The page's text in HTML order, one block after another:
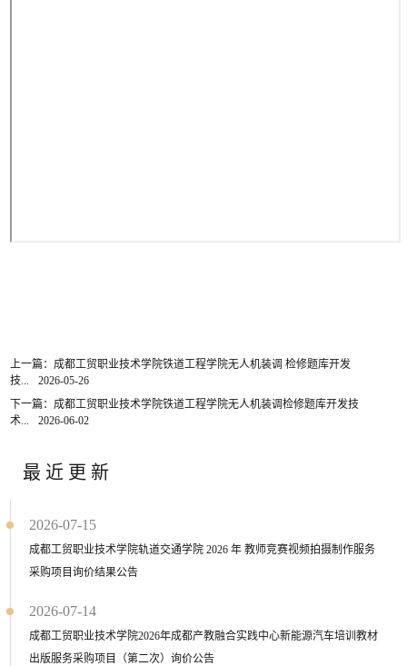
上一篇：成都工贸职业技术学院铁道工程学院无人机装调 检修题库开发
技...
2026-05-26
下一篇：成都工贸职业技术学院铁道工程学院无人机装调检修题库开发技
术...
2026-06-02
最近更新
2026-07-15
成都工贸职业技术学院轨道交通学院 2026 年 教师竞赛视频拍摄制作服务
采购项目询价结果公告
2026-07-14
成都工贸职业技术学院2026年成都产教融合实践中心新能源汽车培训教材
出版服务采购项目（第二次）询价公告